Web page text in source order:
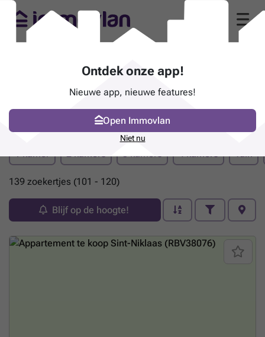
Pand te koop - Sint-Niklaas
1 kamer 2 kamers 3 kamers 4 kamers Tuin
139 zoekertjes (101 - 120)
Blijf op de hoogte!
Ontdek onze app!
Nieuwe app, nieuwe features!
Open Immovlan
Niet nu